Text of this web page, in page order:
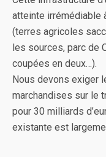
atteinte irrémédiable
(terres agricoles
les sources, parc de
coupées en deux…).
Nous devons exiger
marchandises sur le
pour 30 milliards
existante est